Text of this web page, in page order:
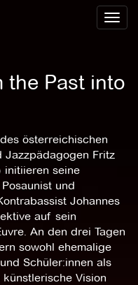
Toggle
the Past into
österreichischen
Jazzpädagogen Fritz
initiieren seine
und
Johannes
auf sein
An den drei Tagen
sowohl ehemalige
Schüler:innen als
Vision